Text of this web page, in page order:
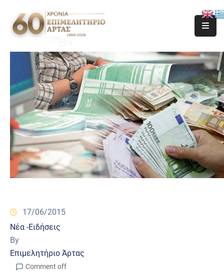
17/06/2015
Νέα -Ειδήσεις
By
Επιμελητήριο Άρτας
Comment off